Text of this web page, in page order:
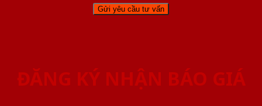
ĐĂNG KÝ NHẬN BÁO GIÁ